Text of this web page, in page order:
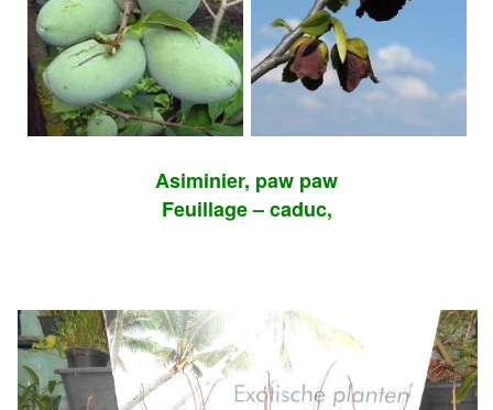
Asiminier, paw paw
Feuillage – caduc,